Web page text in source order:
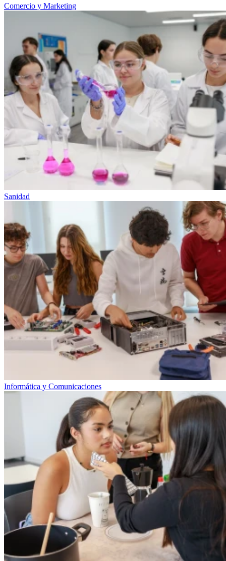
Comercio y Marketing
Sanidad
Informática y Comunicaciones